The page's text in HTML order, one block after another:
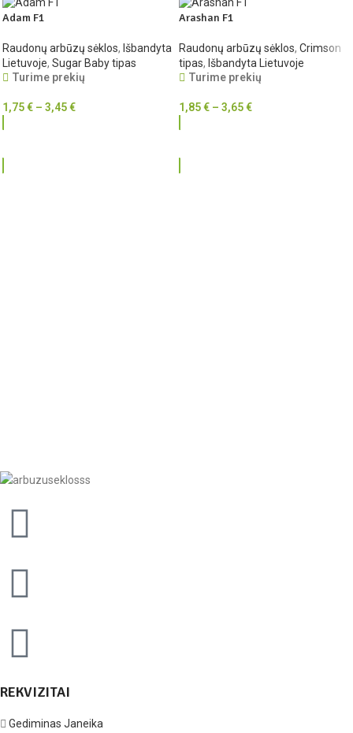
Adam F1
Raudonų arbūzų sėklos, Išbandyta
Lietuvoje, Sugar Baby tipas
Turime prekių
1,75€ – 3,45€
Arashan F1
Raudonų arbūzų sėklos, Crimson
tipas, Išbandyta Lietuvoje
Turime prekių
1,85€ – 3,65€
REKVIZITAI
Gediminas Janeika